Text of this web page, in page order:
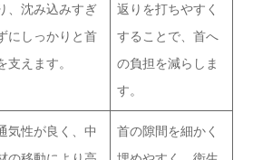
、沈み込みすぎ
にしっかりと首
支えます。
返りを打ちやすく
することで、首へ
の負担を減らしま
す。
気性が良く、中
首の隙間を細かく